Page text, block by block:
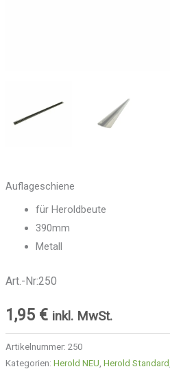
Auflageschiene
für Heroldbeute
390mm
Metall
Art.-Nr:250
1,95 € inkl. MwSt.
Artikelnummer: 250
Kategorien: Herold NEU Herold Standard